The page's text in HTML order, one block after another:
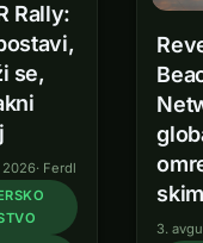
Rally:
se,
2026· Ferdl
3.